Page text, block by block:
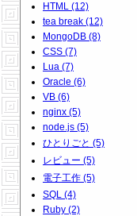
HTML (12)
tea break (12)
MongoDB (8)
CSS (7)
Lua (7)
Oracle (6)
VB (6)
nginx (5)
node.js (5)
ひとりごと (5)
レビュー (5)
電子工作 (5)
SQL (4)
Ruby (2)